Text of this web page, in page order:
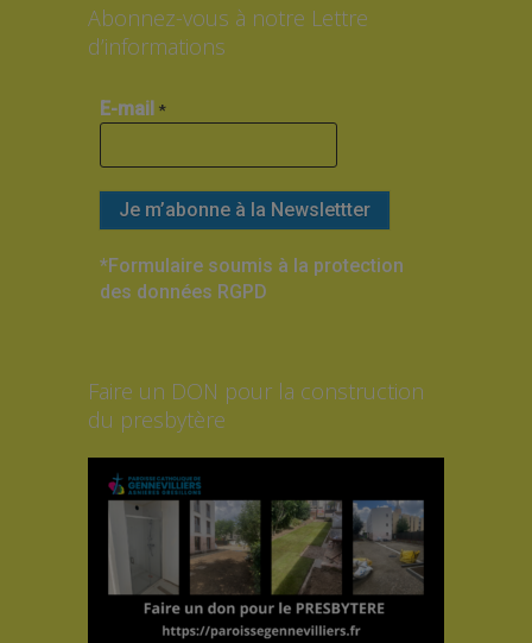
Abonnez-vous à notre Lettre
d’informations
E-mail *
*Formulaire soumis à la protection
des données RGPD
Faire un DON pour la construction
du presbytère